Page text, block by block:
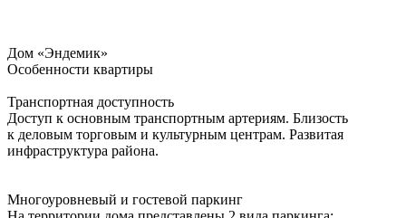
Дом «Эндемик»
Особенности квартиры
Транспортная доступность
Доступ к основным транспортным артериям. Близость
к деловым торговым и культурным центрам. Развитая
инфраструктура района.
Многоуровневый и гостевой паркинг